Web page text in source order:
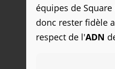
équipes de
donc rester fidèle
respect de l'ADN